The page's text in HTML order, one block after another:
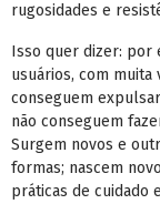
rugosidades e
Isso quer dizer: por
usuários, com
conseguem
não conseguem
Surgem novos e
formas; nascem
práticas de cuidado